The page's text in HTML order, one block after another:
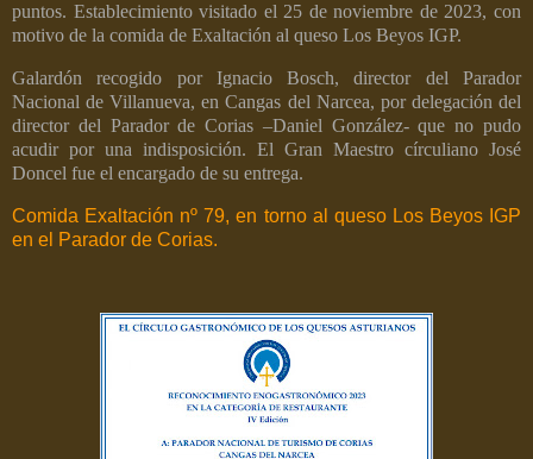
puntos. Establecimiento visitado el 25 de noviembre de 2023, con
motivo de la comida de Exaltación al queso Los Beyos IGP.
Galardón recogido por Ignacio Bosch, director del Parador
Nacional de Villanueva, en Cangas del Narcea, por delegación del
director del Parador de Corias –Daniel González- que no pudo
acudir por una indisposición. El Gran Maestro círculiano José
Doncel fue el encargado de su entrega.
Comida Exaltación nº 79, en torno al queso Los Beyos IGP
en el Parador de Corias.